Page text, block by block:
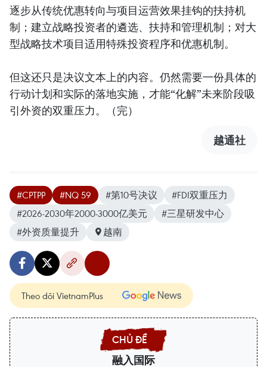
逐步从传统优惠转向与项目运营效果挂钩的扶持机
制；建立战略投资者的遴选、扶持和管理机制；对大
型战略技术项目适用特殊投资程序和优惠机制。
但这还只是决议文本上的内容。仍然需要一份具体的
行动计划和实际的落地实施，才能“化解”未来阶段吸
引外资的双重压力。（完）
越通社
#CPTPP #NQ 59 #第10号决议
#FDI双重压力
#2026-2030年2000-3000亿美元
#三星研发中心
#外资质量提升
越南
Theo dõi VietnamPlus
融入国际